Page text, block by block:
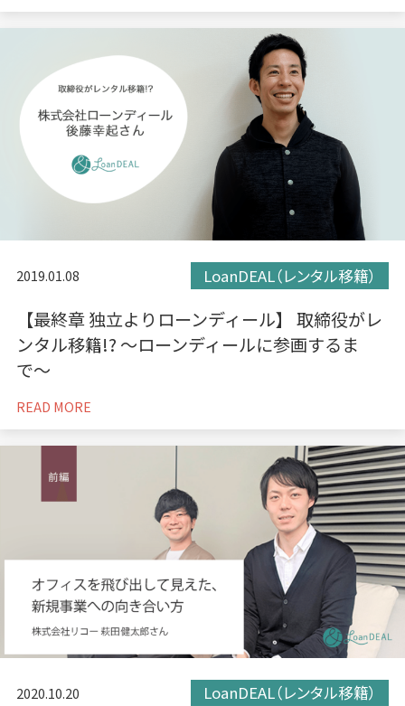
2019.01.08 LoanDEAL（レンタル移籍）
【最終章 独立よりローンディール】 取締役がレ
ンタル移籍!? 〜ローンディールに参画するま
で〜
READ MORE
2020.10.20 LoanDEAL（レンタル移籍）